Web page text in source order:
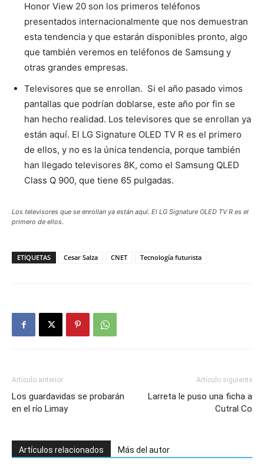
Honor View 20 son los primeros teléfonos
presentados internacionalmente que nos demuestran
esta tendencia y que estarán disponibles pronto, algo
que también veremos en teléfonos de Samsung y
otras grandes empresas.
Televisores que se enrollan. Si el año pasado vimos
pantallas que podrían doblarse, este año por fin se
han hecho realidad. Los televisores que se enrollan ya
están aquí. El LG Signature OLED TV R es el primero
de ellos, y no es la única tendencia, porque también
han llegado televisores 8K, como el Samsung QLED
Class Q 900, que tiene 65 pulgadas.
Los televisores que se enrollan ya están aquí. El LG Signature OLED TV R es el
primero de ellos.
ETIQUETAS Cesar Salza CNET Tecnología futurista
Artículo anterior
Los guardavidas se probarán
en el río Limay
Artículo siguiente
Larreta le puso una ficha a
Cutral Co
Artículos relacionados Más del autor